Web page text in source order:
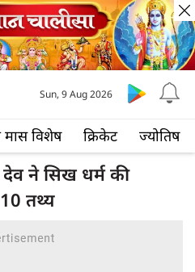
मास विशेष क्रिकेट ज्योतिष
Sun, 9 Aug 2026
ने सिख धर्म की
तथ्य